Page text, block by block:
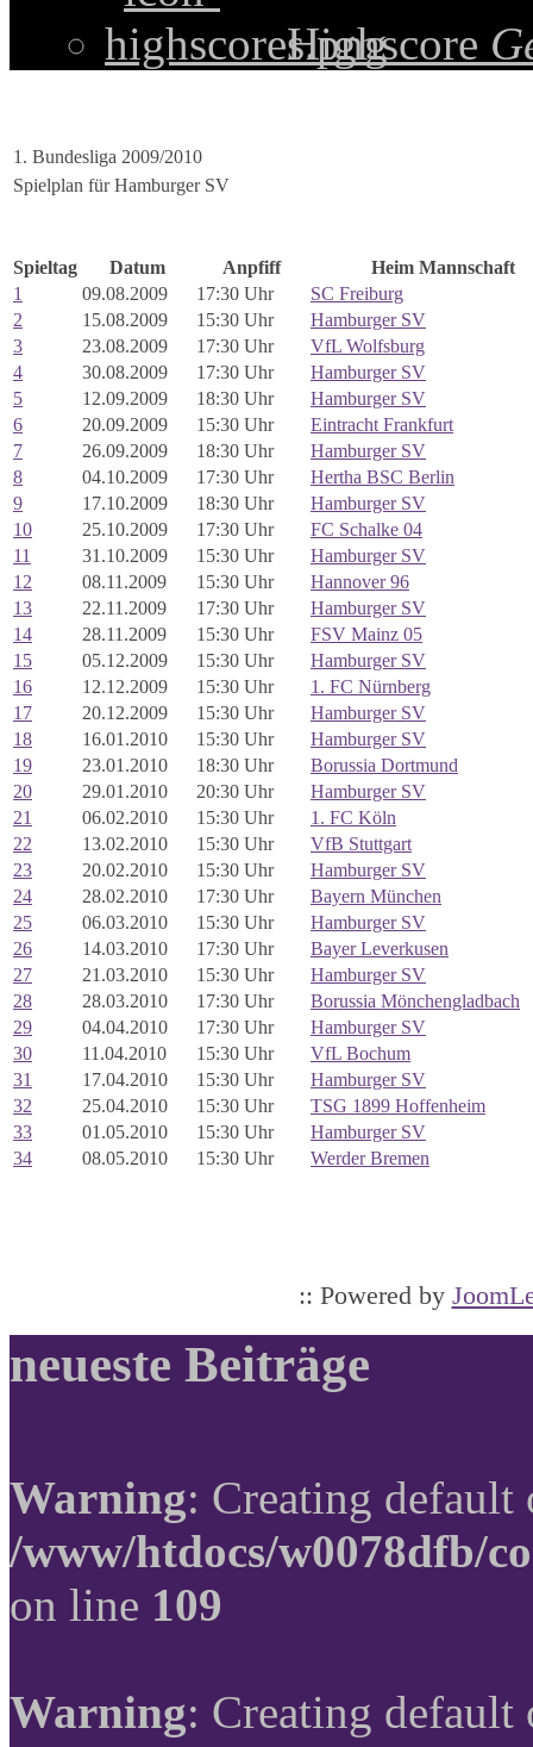
Highscore
1. Bundesliga 2009/2010
Spielplan für Hamburger SV
Spieltag Datum Anpfiff
Heim Mannschaft
1
09.08.2009 17:30 Uhr
SC Freiburg
2
15.08.2009 15:30 Uhr
Hamburger SV
3
23.08.2009 17:30 Uhr
VfL Wolfsburg
4
30.08.2009 17:30 Uhr
Hamburger SV
5
12.09.2009 18:30 Uhr
Hamburger SV
6
20.09.2009 15:30 Uhr
Eintracht Frankfurt
7
26.09.2009 18:30 Uhr
Hamburger SV
8
04.10.2009 17:30 Uhr
Hertha BSC Berlin
9
17.10.2009 18:30 Uhr
Hamburger SV
10
25.10.2009 17:30 Uhr
FC Schalke 04
11
31.10.2009 15:30 Uhr
Hamburger SV
12
08.11.2009 15:30 Uhr
Hannover 96
13
22.11.2009 17:30 Uhr
Hamburger SV
14
28.11.2009 15:30 Uhr
FSV Mainz 05
15
05.12.2009 15:30 Uhr
Hamburger SV
16
12.12.2009 15:30 Uhr
1. FC Nürnberg
17
20.12.2009 15:30 Uhr
Hamburger SV
18
16.01.2010 15:30 Uhr
Hamburger SV
19
23.01.2010 18:30 Uhr
Borussia Dortmund
20
29.01.2010 20:30 Uhr
Hamburger SV
21
06.02.2010 15:30 Uhr
1. FC Köln
22
13.02.2010 15:30 Uhr
VfB Stuttgart
23
20.02.2010 15:30 Uhr
Hamburger SV
24
28.02.2010 17:30 Uhr
Bayern München
25
06.03.2010 15:30 Uhr
Hamburger SV
26
14.03.2010 17:30 Uhr
Bayer Leverkusen
27
21.03.2010 15:30 Uhr
Hamburger SV
28
28.03.2010 17:30 Uhr
Borussia Mönchengladbach
29
04.04.2010 17:30 Uhr
Hamburger SV
30
11.04.2010 15:30 Uhr
VfL Bochum
31
17.04.2010 15:30 Uhr
Hamburger SV
32
25.04.2010 15:30 Uhr
TSG 1899 Hoffenheim
33
01.05.2010 15:30 Uhr
Hamburger SV
34
08.05.2010 15:30 Uhr Werder Bremen
:: Powered by
neueste Beiträge
Warning: Creating
/www/htdocs/w0078dfb/
on line 109
Warning: Creating